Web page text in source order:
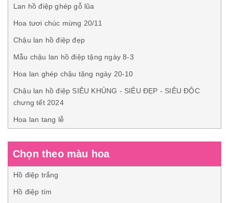
Lan hồ điệp ghép gỗ lũa
Hoa tươi chúc mừng 20/11
Chậu lan hồ điệp đẹp
Mẫu chậu lan hồ điệp tặng ngày 8-3
Hoa lan ghép chậu tặng ngày 20-10
Chậu lan hồ điệp SIÊU KHỦNG - SIÊU ĐẸP - SIÊU ĐỘC
chưng tết 2024
Hoa lan tang lễ
Chọn theo màu hoa
Hồ điệp trắng
Hồ điệp tím